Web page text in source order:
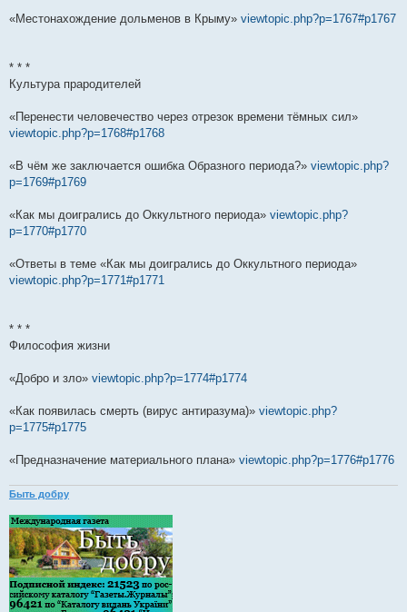
«Местонахождение дольменов в Крыму» viewtopic.php?p=1767#p1767
* * *
Культура прародителей
«Перенести человечество через отрезок времени тёмных сил»
viewtopic.php?p=1768#p1768
«В чём же заключается ошибка Образного периода?» viewtopic.php?
p=1769#p1769
«Как мы доигрались до Оккультного периода» viewtopic.php?
p=1770#p1770
«Ответы в теме «Как мы доигрались до Оккультного периода»
viewtopic.php?p=1771#p1771
* * *
Философия жизни
«Добро и зло» viewtopic.php?p=1774#p1774
«Как появилась смерть (вирус антиразума)» viewtopic.php?
p=1775#p1775
«Предназначение материального плана» viewtopic.php?p=1776#p1776
Быть добру